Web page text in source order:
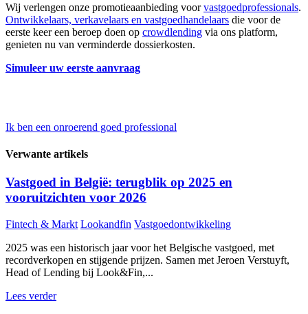
Wij verlengen onze promotieaanbieding voorvastgoedprofessionals.
Ontwikkelaars, verkavelaars en vastgoedhandelaars die voor de
eerste keer een beroep doen op crowdlending via ons platform,
genieten nu van verminderde dossierkosten.
Simuleer uw eerste aanvraag
Ik ben een onroerend goed professional
Verwante artikels
Vastgoed in België: terugblik op 2025 en
vooruitzichten voor 2026
Fintech & Markt Lookandfin Vastgoedontwikkeling
2025 was een historisch jaar voor het Belgische vastgoed, met
recordverkopen en stijgende prijzen. Samen met Jeroen Verstuyft,
Head of Lending bij Look&Fin,...
Lees verder